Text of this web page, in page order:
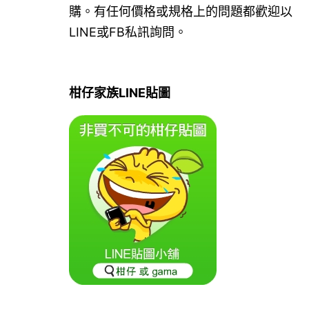
購。有任何價格或規格上的問題都歡迎以
LINE或FB私訊詢問。
柑仔家族LINE貼圖